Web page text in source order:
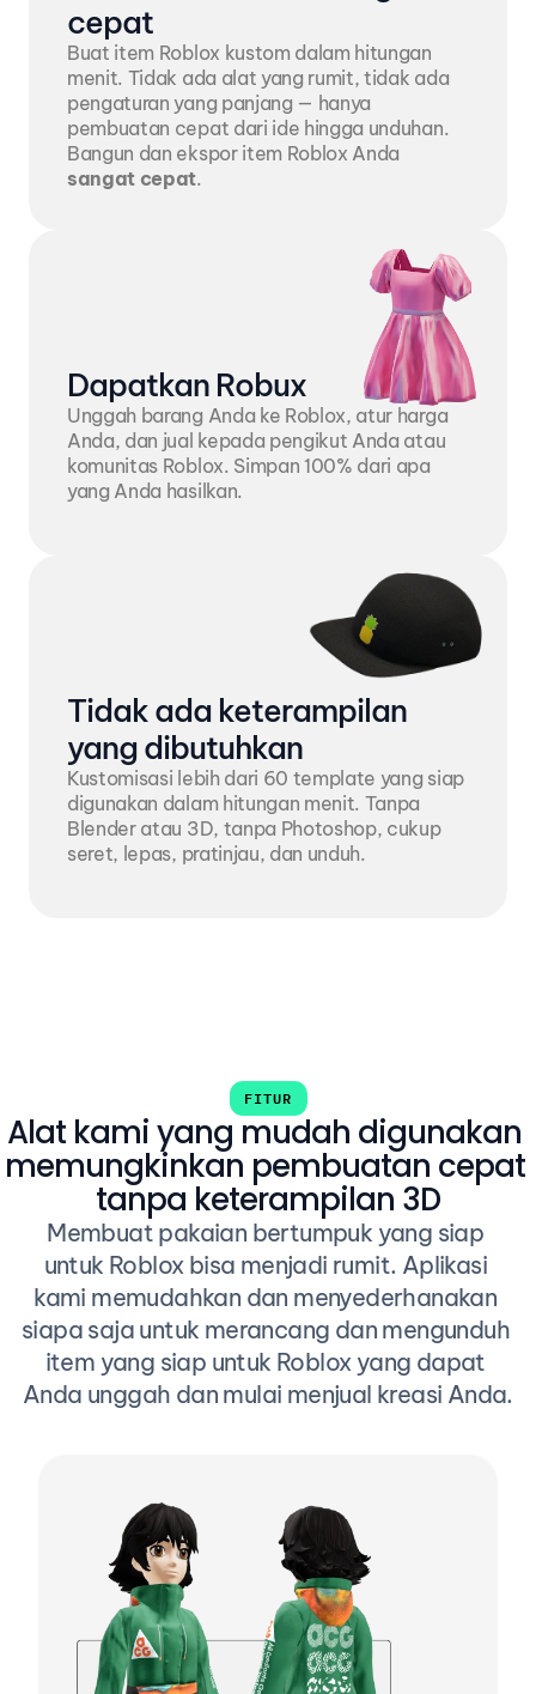
cepat
Buat item Roblox kustom dalam hitungan
menit. Tidak ada alat yang rumit, tidak ada
pengaturan yang panjang — hanya
pembuatan cepat dari ide hingga unduhan.
sangat cepat.
Tidak ada keterampilan
yang dibutuhkan
Kustomisasi lebih dari 60 template yang siap
digunakan dalam hitungan menit. Tanpa
Blender atau 3D, tanpa Photoshop, cukup
seret, lepas, pratinjau, dan unduh.
Dapatkan Robux
Unggah barang Anda ke Roblox, atur harga
Anda, dan jual kepada pengikut Anda atau
komunitas Roblox. Simpan 100% dari apa
yang Anda hasilkan.
FITUR
Alat kami yang mudah digunakan
memungkinkan pembuatan cepat
tanpa keterampilan 3D
Membuat pakaian bertumpuk yang siap
untuk Roblox bisa menjadi rumit. Aplikasi
kami memudahkan dan menyederhanakan
siapa saja untuk merancang dan mengunduh
item yang siap untuk Roblox yang dapat
Anda unggah dan mulai menjual kreasi Anda.